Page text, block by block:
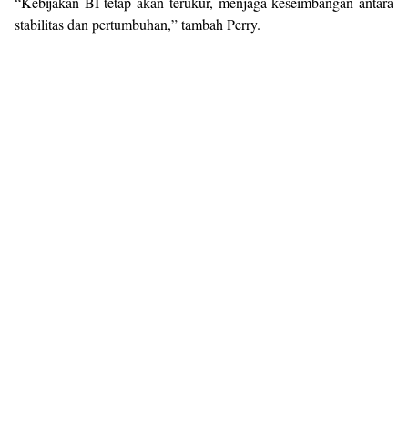
stabilitas dan pertumbuhan,” tambah Perry.